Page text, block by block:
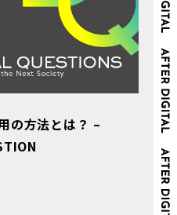
の方法とは？ –